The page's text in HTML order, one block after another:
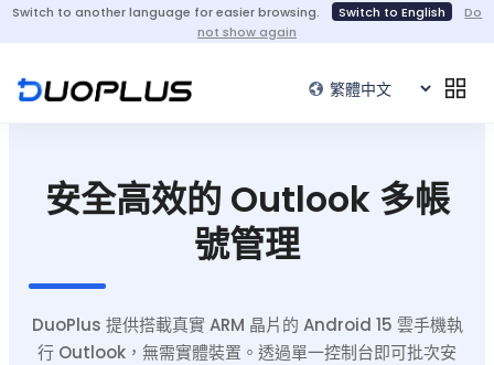
Switch to another language for easier browsing. Switch to English
Do
not show again
安全高效的 Outlook 多帳
號管理
DuoPlus 提供搭載真實 ARM 晶片的 Android 15 雲手機執
行 Outlook，無需實體裝置。透過單一控制台即可批次安